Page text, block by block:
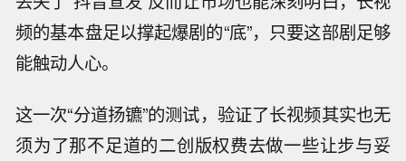
频的基本盘足以撑起爆剧的“底”，只要这部剧足够
能触动人心。
这一次“分道扬镳”的测试，验证了长视频其实也无
须为了那不足道的二创版权费去做一些让步与妥